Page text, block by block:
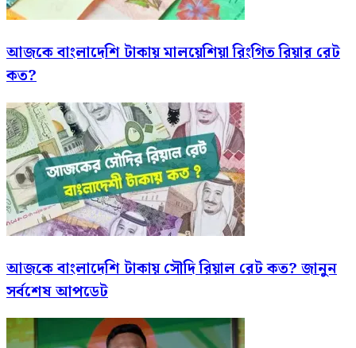
আজকে বাংলাদেশি টাকায় মালয়েশিয়া রিংগিত রিয়ার রেট
কত?
আজকে বাংলাদেশি টাকায় সৌদি রিয়াল রেট কত? জানুন
সর্বশেষ আপডেট